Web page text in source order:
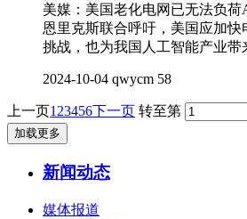
美媒：美国老化电网已无法负
恩里克斯联合呼吁，美国应加
挑战，也为我国人工智能产业
2024-10-04 qwycm 58
上一页1 23456下一页 转至第
加载更多
新闻动态
媒体报道